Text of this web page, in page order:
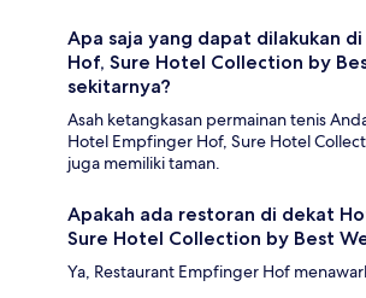
Apa saja yang dapat dilakukan
Hof, Sure Hotel Collection by
sekitarnya?
Asah ketangkasan permainan tenis
Hotel Empfinger Hof, Sure Hotel
juga memiliki taman.
Apakah ada restoran di dekat
Sure Hotel Collection by Best
Ya, Restaurant Empfinger Hof